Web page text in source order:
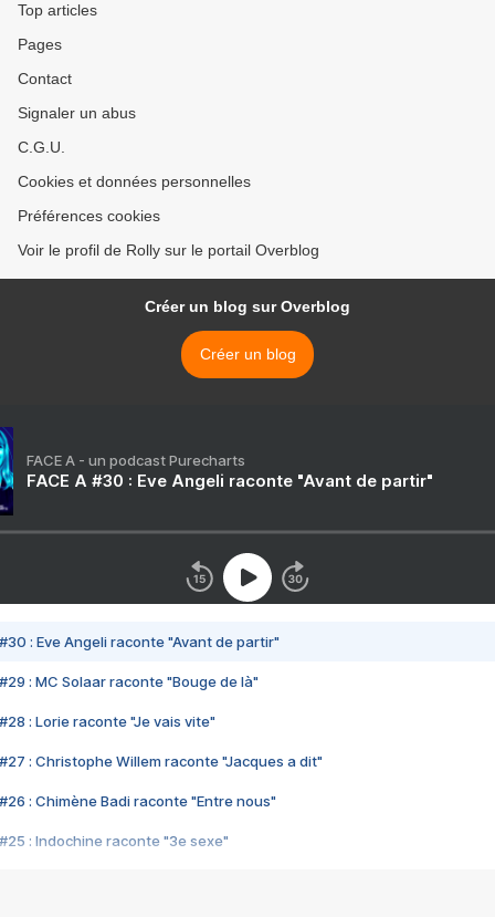
Top articles
Pages
Contact
Signaler un abus
C.G.U.
Cookies et données personnelles
Préférences cookies
Voir le profil de Rolly sur le portail Overblog
Créer un blog sur Overblog
Créer un blog
FACE A - un podcast Purecharts
FACE A #30 : Eve Angeli raconte "Avant de partir"
#30 : Eve Angeli raconte "Avant de partir"
#29 : MC Solaar raconte "Bouge de là"
#28 : Lorie raconte "Je vais vite"
#27 : Christophe Willem raconte "Jacques a dit"
#26 : Chimène Badi raconte "Entre nous"
#25 : Indochine raconte "3e sexe"